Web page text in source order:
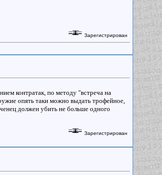
Зарегистрирован
контратак, по методу "встреча на
опять таки можно выдать трофейное,
должен убить не больше одного
Зарегистрирован